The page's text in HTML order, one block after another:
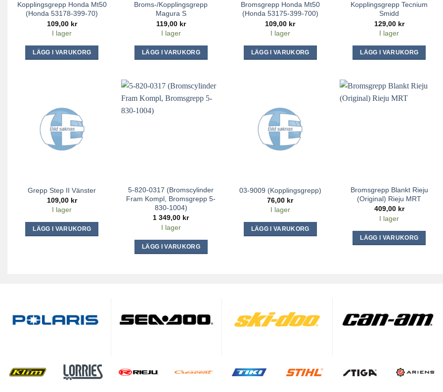
Kopplingsgrepp Honda Mt50
(Honda 53178-399-70)
109,00 kr
I lager
LÄGG I VARUKORG
Broms-/kopplingsgrepp
Magura S
119,00 kr
I lager
LÄGG I VARUKORG
Bromsgrepp Honda Mt50
(Honda 53175-399-700)
109,00 kr
I lager
LÄGG I VARUKORG
Kopplingsgrepp Tecnium
Smidd
129,00 kr
I lager
LÄGG I VARUKORG
Grepp Step II Vänster
109,00 kr
I lager
LÄGG I VARUKORG
5-820-0317 (Bromscylinder
Fram Kompl, Bromsgrepp 5-
830-1004)
1 349,00 kr
I lager
LÄGG I VARUKORG
03-9009 (Kopplingsgrepp)
76,00 kr
I lager
LÄGG I VARUKORG
Bromsgrepp Blankt Rieju
(Original) Rieju MRT
409,00 kr
I lager
LÄGG I VARUKORG